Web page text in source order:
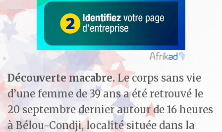
Découverte macabre. Le corps sans vie
d’une femme de 39 ans a été retrouvé le
20 septembre dernier autour de 16 heures
à Bélou-Condji, localité située dans la